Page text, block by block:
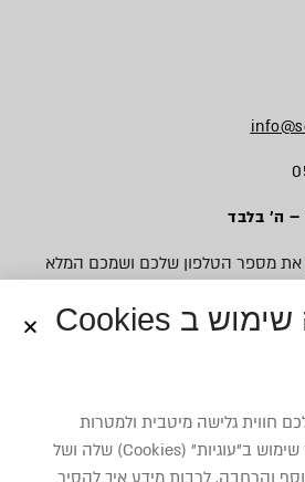
– ה׳ בלבד
את מספר הטלפון שלכם ושמכם המלא
האתר עושה שימוש ב Cookies
חווית גלישה מיטבית ולמטרות
אנליטיקה, האתר עושה שימוש ב”עוגיות” (Cookies) שלה ושל
והרחבה, לרבות מידע איך להסיר